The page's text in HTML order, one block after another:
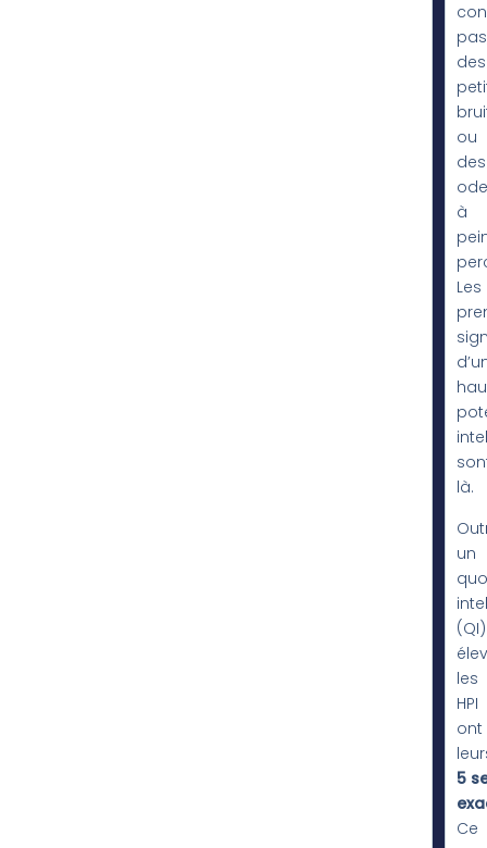
des
ou
des
à
Les
là.
un
(QI)
les
HPI
ont
5
Ce